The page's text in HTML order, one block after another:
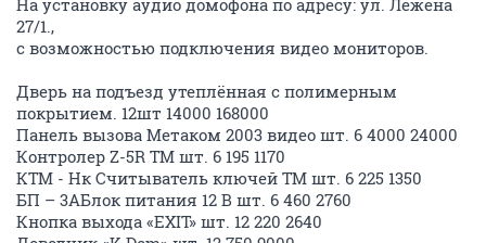
На установку аудио домофона по адресу: ул. Лежена
27/1.,
с возможностью подключения видео мониторов.
Дверь на подъезд утеплённая с полимерным
покрытием. 12шт 14000 168000
Панель вызова Метаком 2003 видео шт. 6 4000 24000
Контролер Z-5R ТМ шт. 6 195 1170
КТМ - Нк Считыватель ключей ТМ шт. 6 225 1350
БП – 3АБлок питания 12 В шт. 6 460 2760
Кнопка выхода «EXIT» шт. 12 220 2640